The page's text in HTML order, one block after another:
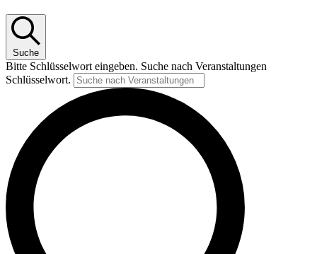
Suche
Bitte Schlüsselwort eingeben. Suche nach Veranstaltungen
Schlüsselwort.